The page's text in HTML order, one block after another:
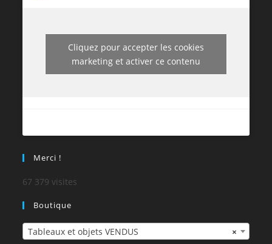
Cliquez pour accepter les cookies
marketing et activer ce contenu
Merci !
67 379 visites
Boutique
×
Tableaux et objets VENDUS